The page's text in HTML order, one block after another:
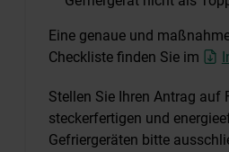
Eine genaue und
Checkliste finden Sie im
Stellen Sie Ihren Antrag auf
steckerfertigen und
Gefriergeräten bitte